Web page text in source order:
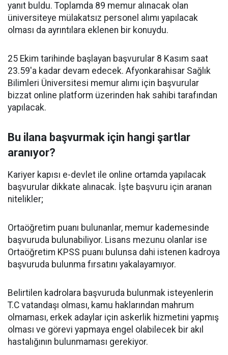
yanıt buldu. Toplamda 89 memur alınacak olan
üniversiteye mülakatsız personel alımı yapılacak
olması da ayrıntılara eklenen bir konuydu.
25 Ekim tarihinde başlayan başvurular 8 Kasım saat
23.59'a kadar devam edecek. Afyonkarahisar Sağlık
Bilimleri Üniversitesi memur alımı için başvurular
bizzat online platform üzerinden hak sahibi tarafından
yapılacak.
Bu ilana başvurmak için hangi şartlar
aranıyor?
Kariyer kapısı e-devlet ile online ortamda yapılacak
başvurular dikkate alınacak. İşte başvuru için aranan
nitelikler;
Ortaöğretim puanı bulunanlar, memur kademesinde
başvuruda bulunabiliyor. Lisans mezunu olanlar ise
Ortaöğretim KPSS puanı bulunsa dahi istenen kadroya
başvuruda bulunma fırsatını yakalayamıyor.
Belirtilen kadrolara başvuruda bulunmak isteyenlerin
T.C vatandaşı olması, kamu haklarından mahrum
olmaması, erkek adaylar için askerlik hizmetini yapmış
olması ve görevi yapmaya engel olabilecek bir akıl
hastalığının bulunmaması gerekiyor.